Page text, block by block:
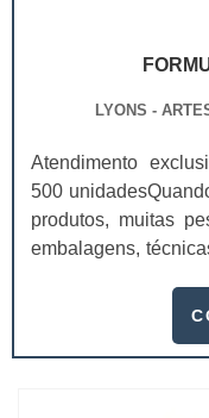
LYONS -
Atendimento
500
produtos, muitas
embalagens,
e logística
um papel de